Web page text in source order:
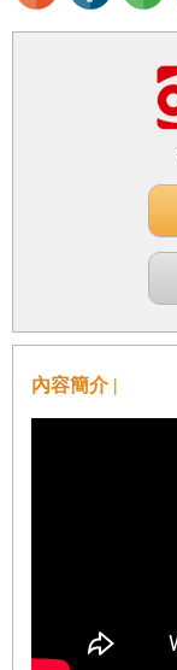
內容簡介 |